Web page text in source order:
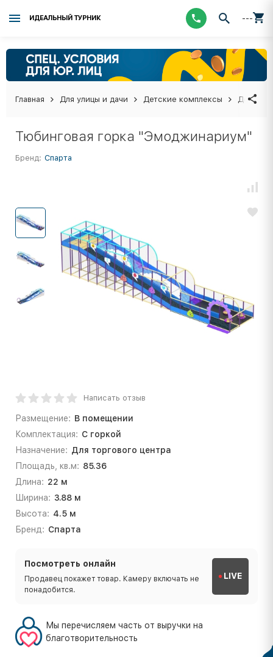
ИДЕАЛЬНЫЙ ТУРНИК ---
Главная Для улицы и дачи Детские комплексы
Тюбинговая горка "Эмоджинариум"
Бренд: Спарта
Написать отзыв
Размещение: В помещении
Комплектация: С горкой
Назначение: Для торгового центра
Площадь, кв.м: 85.36
Длина: 22 м
Ширина: 3.88 м
Высота: 4.5 м
Бренд: Спарта
Посмотреть онлайн
Продавец покажет товар. Камеру включать не
понадобится.
LIVE
Мы перечисляем часть от выручки на
благотворительность